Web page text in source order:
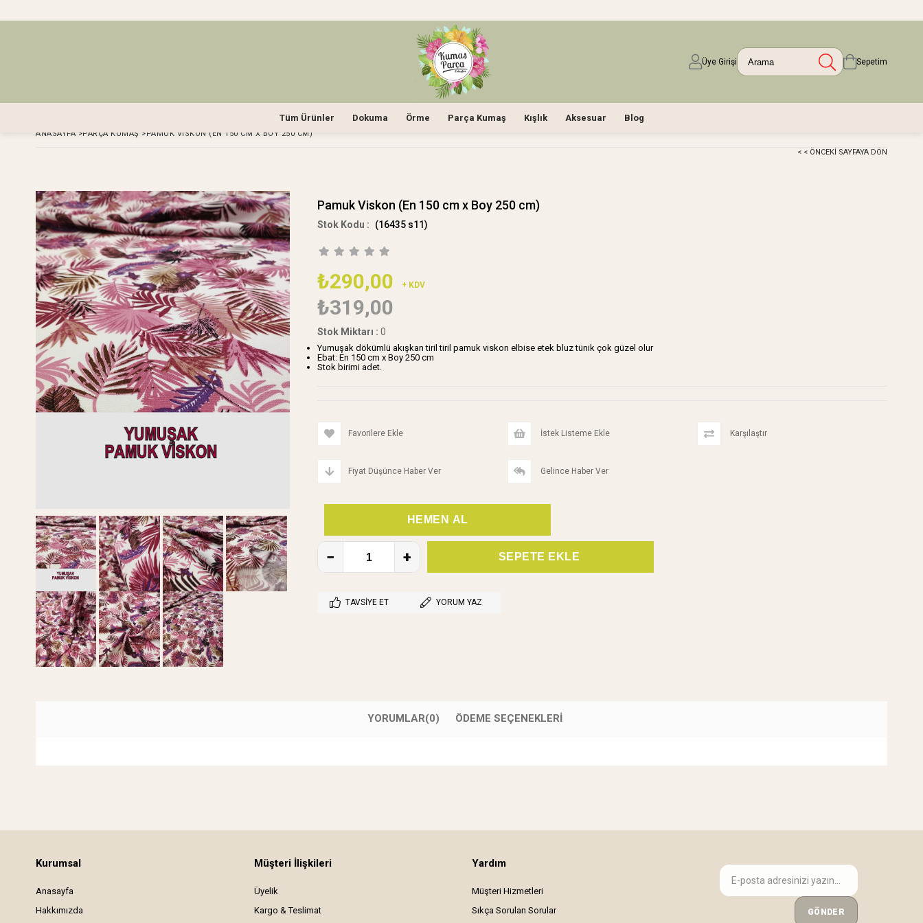
Üye Girişi Sepetim
Tüm Ürünler Dokuma Örme Parça Kumaş Kışlık Aksesuar Blog
ANASAYFA >PARÇA KUMAŞ >PAMUK VISKON (EN 150 CM X BOY 250 CM)
< < ÖNCEKI SAYFAYA DÖN
Pamuk Viskon (En 150 cm x Boy 250 cm)
(16435 s11)
₺290,00 + KDV
₺319,00
Stok Miktarı : 0
Yumuşak dökümlü akışkan tiril tiril pamuk viskon elbise etek bluz tünik çok güzel olur
Ebat: En 150 cm x Boy 250 cm
Stok birimi adet.
Favorilere Ekle İstek Listeme Ekle Karşılaştır
Fiyat Düşünce Haber Ver Gelince Haber Ver
TAVSIYE ET YORUM YAZ
YORUMLAR(0) ÖDEME SEÇENEKLERI
Kurumsal
Anasayfa
Hakkımızda
Müşteri İlişkileri
Üyelik
Kargo & Teslimat
Yardım
Müşteri Hizmetleri
Sıkça Sorulan Sorular
GÖNDER